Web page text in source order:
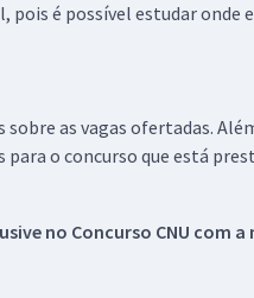
é possível estudar onde
as vagas ofertadas.
o concurso que está
no Concurso CNU com a